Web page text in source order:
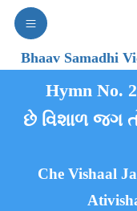
Bhaav Samadhi
Hymn No.
છે વિશાળ જગ
Che Vishaal